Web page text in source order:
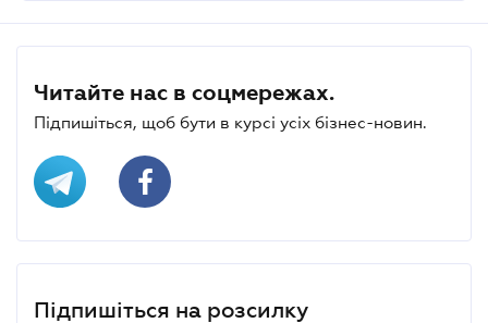
Читайте нас в соцмережах.
Підпишіться, щоб бути в курсі усіх бізнес-новин.
Підпишіться на розсилку